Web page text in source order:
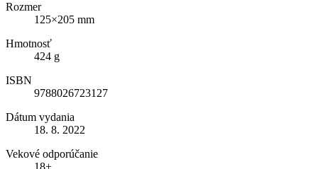
Rozmer
125×205 mm
Hmotnosť
424 g
ISBN
9788026723127
Dátum vydania
18. 8. 2022
Vekové odporúčanie